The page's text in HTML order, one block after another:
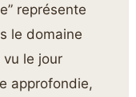
représente
le domaine
le jour
approfondie,